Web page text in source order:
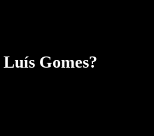
Luís Gomes?